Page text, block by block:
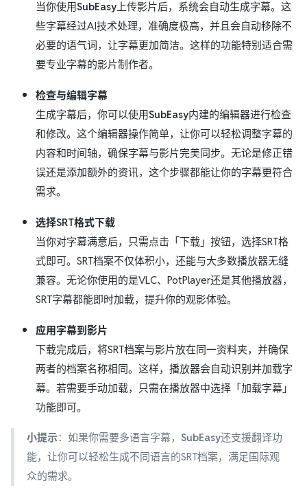
当你使用SubEasy上传影片后，系统会自动生成字幕。这
些字幕经过AI技术处理，准确度极高，并且会自动移除不
必要的语气词，让字幕更加简洁。这样的功能特别适合需
要专业字幕的影片制作者。
检查与编辑字幕
生成字幕后，你可以使用SubEasy内建的编辑器进行检查
和修改。这个编辑器操作简单，让你可以轻松调整字幕的
内容和时间轴，确保字幕与影片完美同步。无论是修正错
误还是添加额外的资讯，这个步骤都能让你的字幕更符合
需求。
选择SRT格式下载
当你对字幕满意后，只需点击「下载」按钮，选择SRT格
式即可。SRT档案不仅体积小，还能与大多数播放器无缝
兼容。无论你使用的是VLC、PotPlayer还是其他播放器，
SRT字幕都能即时加载，提升你的观影体验。
应用字幕到影片
下载完成后，将SRT档案与影片放在同一资料夹，并确保
两者的档案名称相同。这样，播放器会自动识别并加载字
幕。若需要手动加载，只需在播放器中选择「加载字幕」
功能即可。
小提示：如果你需要多语言字幕， SubEasy还支援翻译功
能，让你可以轻松生成不同语言的SRT档案，满足国际观
众的需求。